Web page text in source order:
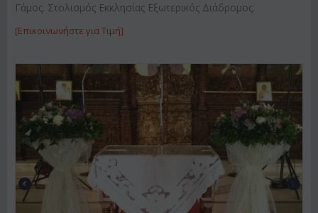
Γάμος. Στολισμός Εκκλησίας Εξωτερικός Διάδρομος.
[Επικοινωνήστε για Τιμή]